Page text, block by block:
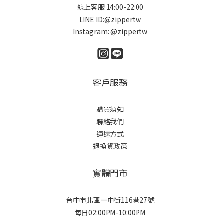
線上客服 14:00-22:00
LINE ID:@zippertw
Instagram: @zippertw
客戶服務
購買須知
聯絡我們
運送方式
退換貨政策
實體門市
台中市北區一中街116巷27號
每日02:00PM-10:00PM